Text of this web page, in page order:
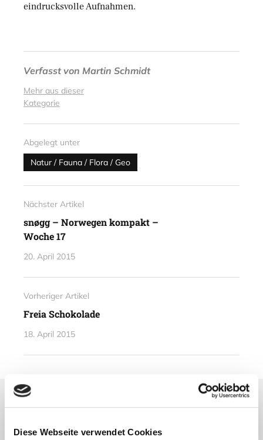
Diese Webseite verwendet Cookies
eindrucksvolle Aufnahmen.
Verfasst von Martin Schmidt
Mehr aus dieser
Kategorie
Abgelegt unter
Natur / Fauna / Flora / Geo
Nächster Artikel
snøgg – Norwegen kompakt –
Woche 17
20. April 2015
Vorheriger Artikel
Freia Schokolade
18. April 2015
UNSERE EMPFEHLUNGEN